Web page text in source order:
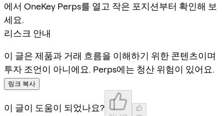
에서 OneKey Perps를 열고 작은 포지션부터 확인해 보
세요.
리스크 안내
이 글은 제품과 거래 흐름을 이해하기 위한 콘텐츠이며
투자 조언이 아니에요. Perps에는 청산 위험이 있어요.
링크 복사
이 글이 도움이 되었나요?